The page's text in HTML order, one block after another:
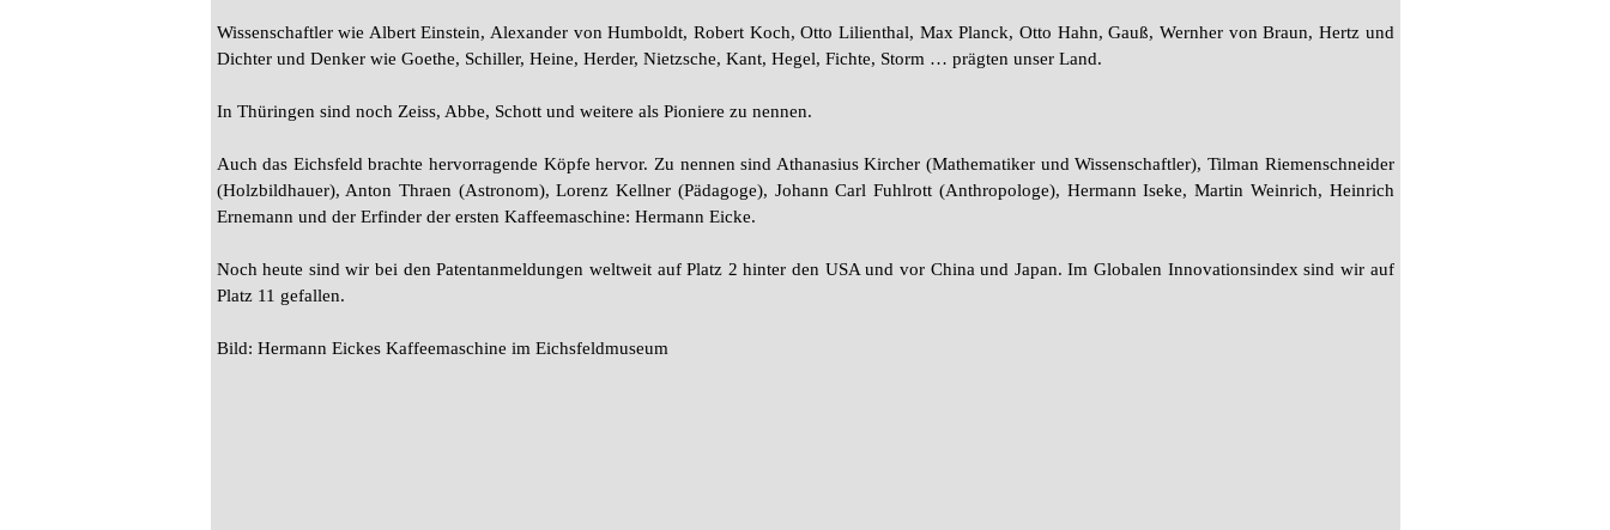
Wissenschaftler wie Albert Einstein, Alexander von Humboldt, Robert Koch, Otto Lilienthal, Max Planck, Otto Hahn, Gauß, Wernher von Braun, Hertz und
Dichter und Denker wie Goethe, Schiller, Heine, Herder, Nietzsche, Kant, Hegel, Fichte, Storm … prägten unser Land.
In Thüringen sind noch Zeiss, Abbe, Schott und weitere als Pioniere zu nennen.
Auch das Eichsfeld brachte hervorragende Köpfe hervor. Zu nennen sind Athanasius Kircher (Mathematiker und Wissenschaftler), Tilman Riemenschneider
(Holzbildhauer), Anton Thraen (Astronom), Lorenz Kellner (Pädagoge), Johann Carl Fuhlrott (Anthropologe), Hermann Iseke, Martin Weinrich, Heinrich
Ernemann und der Erfinder der ersten Kaffeemaschine: Hermann Eicke.
Noch heute sind wir bei den Patentanmeldungen weltweit auf Platz 2 hinter den USA und vor China und Japan. Im Globalen Innovationsindex sind wir auf
Platz 11 gefallen.
Bild: Hermann Eickes Kaffeemaschine im Eichsfeldmuseum